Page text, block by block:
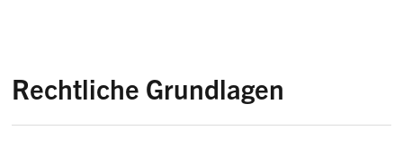
Rechtliche Grundlagen